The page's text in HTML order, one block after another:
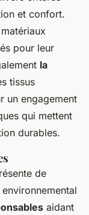
et confort.
pour leur
la
tissus
un engagement
qui mettent
durables.
de
aidant